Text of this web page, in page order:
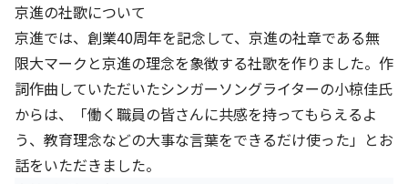
沿革
社歌
本社所在地
京進グループが目指す姿
子会社および関係会社
育児・暮らし
京進グループの事業所
人材育成の取り組み
CSRレポート
社会貢献活動
ミャンマーへの支援活動
オリジナルバッグプロジェクト
株主・投資家の皆さまへ
ビジョン／経営方針
連結業績・財務
IRライブラリー
IRカレンダー
京進リクルートInstagram
新卒採用情報
新卒採用デジタルパンフレット
中途採用
講師（アルバイト）募集
利用規約
個人情報保護方針
特別警報発令時の授業について
Copyright © KYOSHIN Co., Ltd. All rights reserved.
京進の社歌について
京進では、創業40周年を記念して、京進の社章である無
限大マークと京進の理念を象徴する社歌を作りました。作
詞作曲していただいたシンガーソングライターの小椋佳氏
からは、「働く職員の皆さんに共感を持ってもらえるよ
う、教育理念などの大事な言葉をできるだけ使った」とお
話をいただきました。